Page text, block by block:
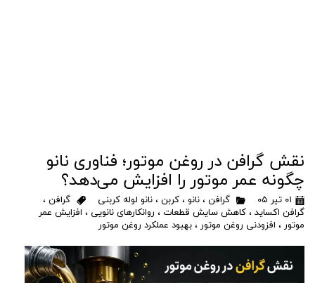
نقش گرافن در روغن موتور؛ فناوری نانو
چگونه عمر موتور را افزایش می‌دهد؟
۰۱ تیر ۰۵ گرافن ، نانو ، کربن ، نانو لوله کربنی گرافن ،
گرافن اکساید ، کاهش سایش قطعات ، روانکارهای نانویی ، افزایش عمر
موتور ، افزودنی روغن موتور ، بهبود عملکرد روغن موتور